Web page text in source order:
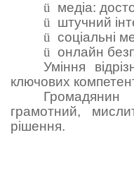
ü медіа:
ü штучний
üсоціальні
üонлайн
Уміння
ключових
Громадянин
грамотний,
рішення.